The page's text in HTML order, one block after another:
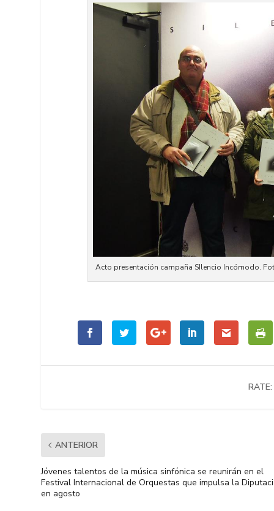
Acto presentación campaña SIlencio Incómodo.
RATE:
ANTERIOR
Jóvenes talentos de la música sinfónica se reunirán en el
Festival Internacional de Orquestas que impulsa la
en agosto